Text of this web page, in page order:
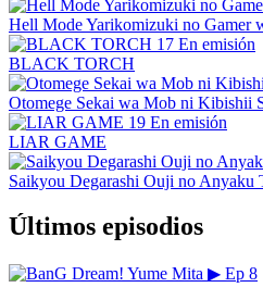
Hell Mode Yarikomizuki no Gamer
17 En emisión
BLACK TORCH
Otomege Sekai wa Mob ni Kibishii
19 En emisión
LIAR GAME
Saikyou Degarashi Ouji no Anyaku
Últimos episodios
▶ Ep 8